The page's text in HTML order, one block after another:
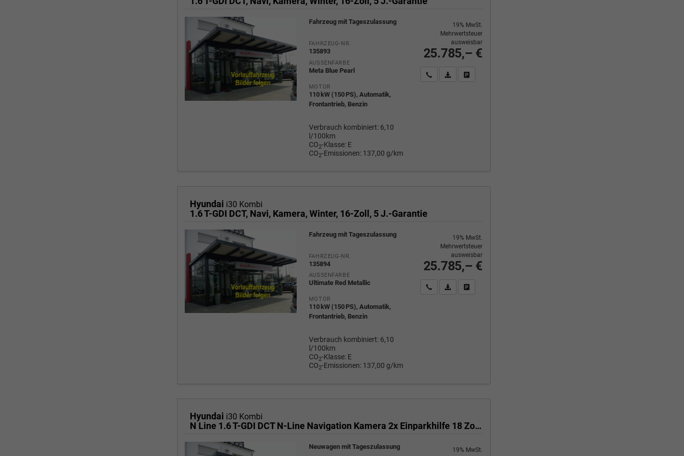
Fahrzeug mit Tageszulassung
FAHRZEUG-NR.
135893
AUSSENFARBE
Meta Blue Pearl
MOTOR
110 kW (150 PS), Automatik,
Frontantrieb, Benzin
Verbrauch kombiniert: 6,10
l/100km
CO2-Klasse: E
CO2-Emissionen: 137,00 g/km
25.785,– €
19% MwSt.
Mehrwertsteuer
ausweisbar
Wir rufen Sie anPDF-Fahrzeugexposé drucken
Hyundai i30 Kombi
1.6 T-GDI DCT, Navi, Kamera, Winter, 16-Zoll, 5 J.-Garantie
Fahrzeug mit Tageszulassung
FAHRZEUG-NR.
135894
AUSSENFARBE
Ultimate Red Metallic
MOTOR
110 kW (150 PS), Automatik,
Frontantrieb, Benzin
Verbrauch kombiniert: 6,10
l/100km
CO2-Klasse: E
CO2-Emissionen: 137,00 g/km
25.785,– €
19% MwSt.
Mehrwertsteuer
ausweisbar
Wir rufen Sie anPDF-Fahrzeugexposé drucken
Hyundai i30 Kombi
N Line 1.6 T-GDI DCT N-Line Navigation Kamera 2x Einparkhilfe 18 Zoll 2Zonenklima
Neuwagen mit Tageszulassung
19% MwSt.